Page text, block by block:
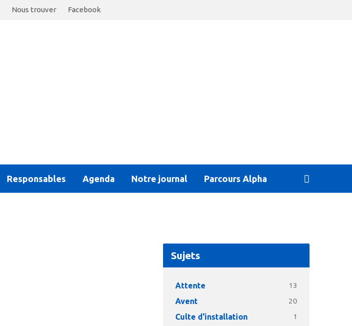
Nous trouver Facebook
Responsables Agenda Notre journal Parcours Alpha
Sujets
Attente 13
Avent 20
Culte d'installation 1